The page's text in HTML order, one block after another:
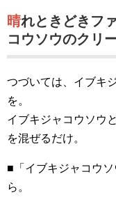
晴れときどきファーム：和ハーブ「イブキジャ
コウソウのクリ
つづいては、イブキ
を。
イブキジャコウソウ
を混ぜるだけ。
■「イブキジャコウ
ら。